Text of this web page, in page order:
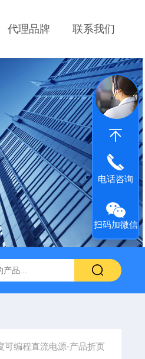
代理品牌 联系我们
730 频谱分析仪 艾睿光电
可编程直流电源-产品折页
电话咨询
扫码加微信